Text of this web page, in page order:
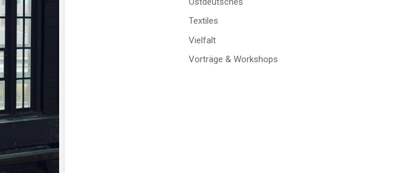
Textiles
Vielfalt
Vorträge & Workshops